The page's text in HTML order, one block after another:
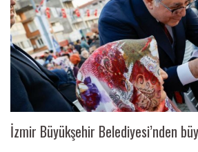
İzmir Büyükşehir Belediyesi’nden